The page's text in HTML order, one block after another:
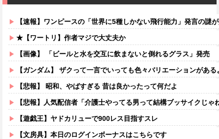
【速報】ワンピースの「世界に5種しかない飛行能力」発言の謎
★【ワートリ】作者マジで大丈夫か
【画像】 「ビールと水を交互に飲まないと倒れるグラス」発売
【ガンダム】 ザクって一言でいっても色々バリエーションがある
【悲報】 昭和、やばすぎる 昔は良かったって何だよ
【悲報】人気配信者「介護士やってる男って結構ブッサイクじゃ
【遊戯王】ヤドカリューで900レス目指すスレ
【文房具】本日のログインボーナスはこちらです